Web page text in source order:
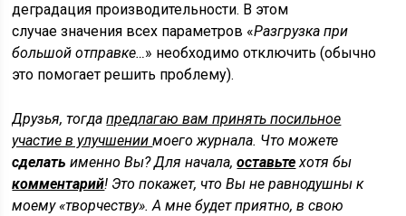
деградация производительности. В этом
случае значения всех параметров «Разгрузка при
большой отправке…» необходимо отключить (обычно
это помогает решить проблему).
Друзья, тогдапредлагаю вам принять посильное
участие в улучшениимоего журнала. Что можете
сделать именно Вы? Для начала,оставьтехотя бы
комментарий! Это покажет, что Вы не равнодушны к
моему «творчеству». А мне будет приятно, в свою